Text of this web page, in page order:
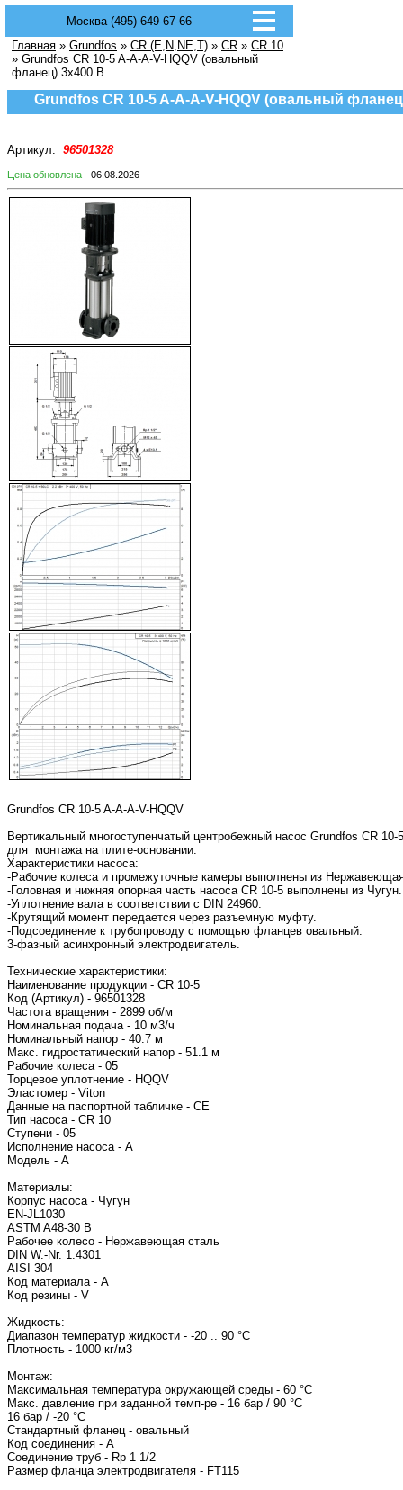
Москва (495) 649-67-66
Главная » Grundfos » CR (E,N,NE,T) » CR » CR 10
» Grundfos CR 10-5 A-A-A-V-HQQV (овальный
фланец) 3х400 В
Grundfos CR 10-5 A-A-A-V-HQQV (овальный
Артикул: 96501328
Цена обновлена - 06.08.2026
Grundfos CR 10-5 A-A-A-V-HQQV
Вертикальный многоступенчатый центробежный насос Grundfos CR
для монтажа на плите-основании.
Характеристики насоса:
-Рабочие колеса и промежуточные камеры выполнены из
-Головная и нижняя опорная часть насоса CR 10-5 выполнены из Чугун.
-Уплотнение вала в соответствии с DIN 24960.
-Крутящий момент передается через разъемную муфту.
-Подсоединение к трубопроводу с помощью фланцев овальный.
3-фазный асинхронный электродвигатель.
Технические характеристики:
Наименование продукции - CR 10-5
Код (Артикул) - 96501328
Частота вращения - 2899 об/м
Номинальная подача - 10 м3/ч
Номинальный напор - 40.7 м
Макс. гидростатический напор - 51.1 м
Рабочие колеса - 05
Торцевое уплотнение - HQQV
Эластомер - Viton
Данные на паспортной табличке - CE
Тип насоса - CR 10
Ступени - 05
Исполнение насоса - A
Модель - A
Материалы:
Корпус насоса - Чугун
EN-JL1030
ASTM A48-30 B
Рабочее колесо - Нержавеющая сталь
DIN W.-Nr. 1.4301
AISI 304
Код материала - A
Код резины - V
Жидкость:
Диапазон температур жидкости - -20 .. 90 °C
Плотность - 1000 кг/м3
Монтаж:
Максимальная температура окружающей среды - 60 °C
Макс. давление при заданной темп-ре - 16 бар / 90 °C
16 бар / -20 °C
Стандартный фланец - овальный
Код соединения - A
Соединение труб - Rp 1 1/2
Размер фланца электродвигателя - FT115